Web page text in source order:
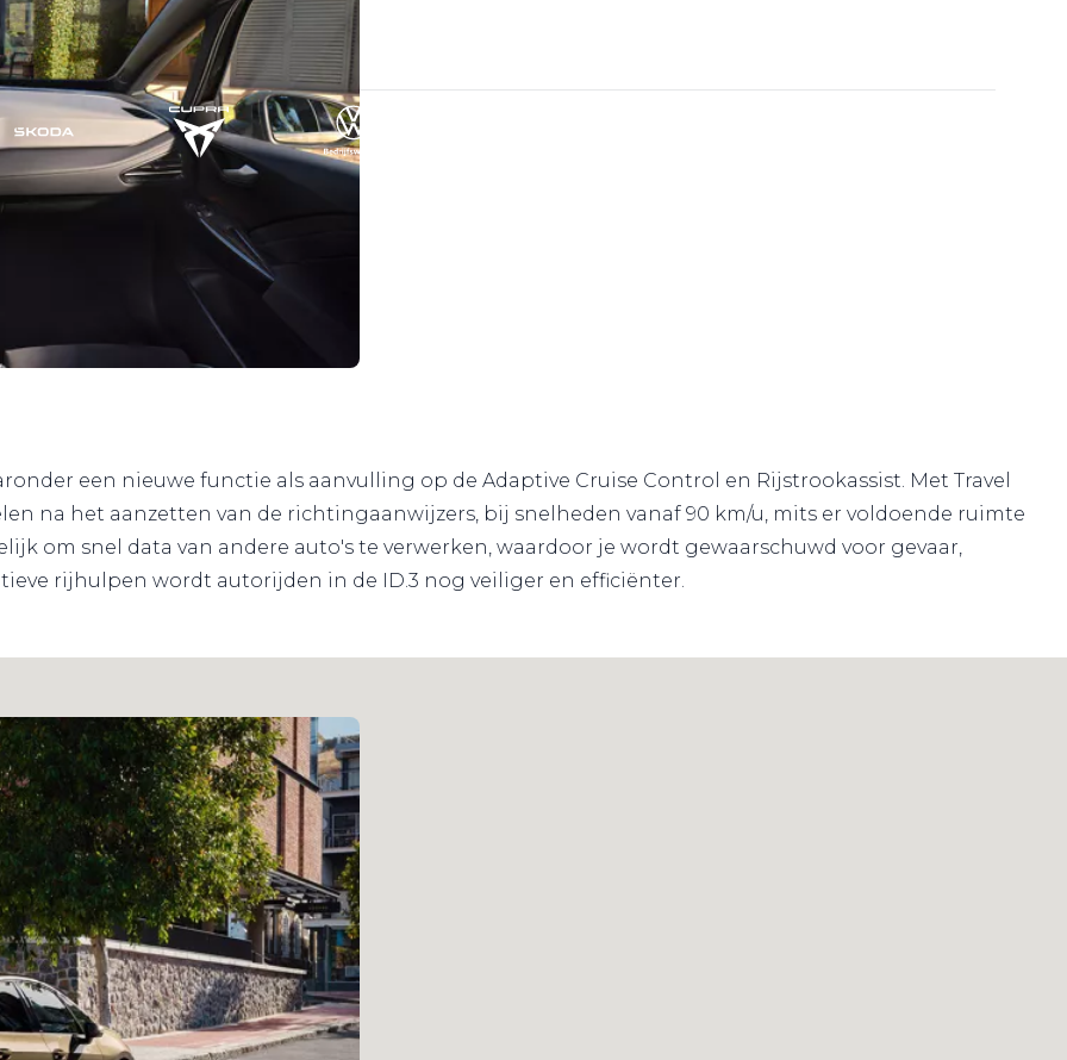
een nieuwe functie als aanvulling op de Adaptive Cruise Control en Rijstrookassist. Met Travel
na het aanzetten van de richtingaanwijzers, bij snelheden vanaf 90 km/u, mits er voldoende ruimte
om snel data van andere auto's te verwerken, waardoor je wordt gewaarschuwd voor gevaar,
rijhulpen wordt autorijden in de ID.3 nog veiliger en efficiënter.